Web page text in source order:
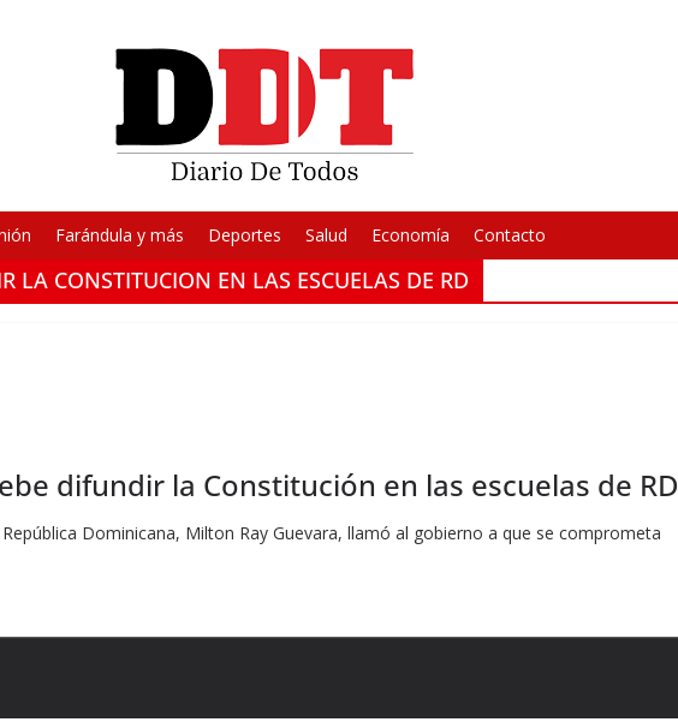
Farándula y más Deportes Salud Economía Contacto
LA CONSTITUCION EN LAS ESCUELAS DE RD
difundir la Constitución en las escuelas de RD
Dominicana, Milton Ray Guevara, llamó al gobierno a que se comprometa